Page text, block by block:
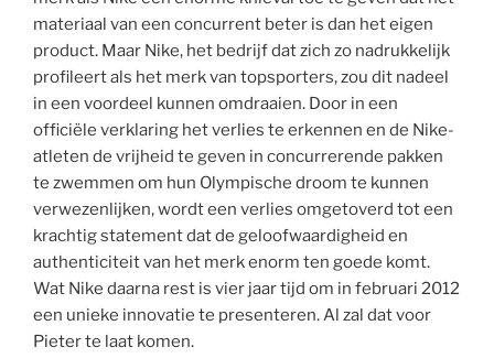
materiaal van een concurrent beter is dan het eigen
product. Maar Nike, het bedrijf dat zich zo nadrukkelijk
profileert als het merk van topsporters, zou dit nadeel
in een voordeel kunnen omdraaien. Door in een
officiële verklaring het verlies te erkennen en de Nike-
atleten de vrijheid te geven in concurrerende pakken
te zwemmen om hun Olympische droom te kunnen
verwezenlijken, wordt een verlies omgetoverd tot een
krachtig statement dat de geloofwaardigheid en
authenticiteit van het merk enorm ten goede komt.
Wat Nike daarna rest is vier jaar tijd om in februari 2012
een unieke innovatie te presenteren. Al zal dat voor
Pieter te laat komen.